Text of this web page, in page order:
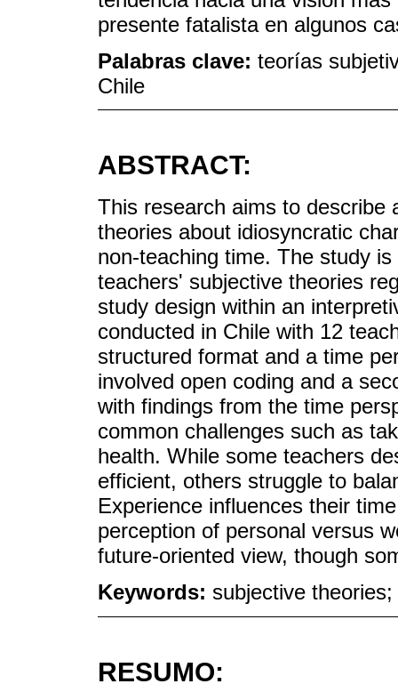
presente fatalista en algunos
Palabras clave: teorías
Chile
ABSTRACT:
This research aims to describe
theories about idiosyncratic
non-teaching time. The study
teachers' subjective theories
study design within an
conducted in Chile with 12
structured format and a time
involved open coding and a
with findings from the time
common challenges such as
health. While some teachers
efficient, others struggle to
Experience influences their
perception of personal versus
future-oriented view, though
Keywords: subjective
RESUMO: